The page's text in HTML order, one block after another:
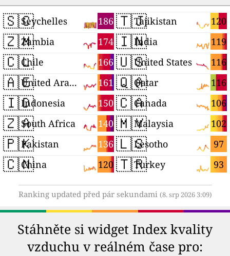
🇸🇨 186
Seychelles
🇿🇲 174
Zambia
🇨🇱 166
Chile
🇦🇪 161
United Arab Emirates
🇮🇩 150
Indonesia
🇿🇦 140
South Africa
🇵🇰 136
Pakistan
🇨🇳 120
China
🇹🇯 120
Tajikistan
🇮🇳 119
India
🇺🇸 116
United States
🇶🇦 116
Qatar
🇨🇦 106
Canada
🇲🇾 102
Malaysia
🇱🇸 97
Lesotho
🇹🇷 93
Turkey
Ranking updated před pár sekundami (8. srp 2026 3:09)
Stáhněte si widget Index kvality
vzduchu v reálném čase pro: